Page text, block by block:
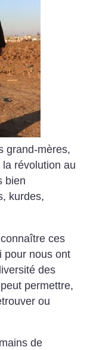
grand-mères,
révolution au
bien
kurdes,
ces
pour nous ont
des
permettre,
ou
de